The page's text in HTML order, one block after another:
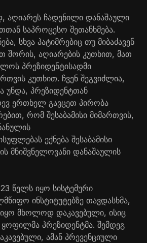
აღიარეს ჩადენილი დანაშაული
საპროცესო შეთანხმება.
სხვა პატიმრებიც თუ მიბაძავენ
შორის, აღიარების კუთხით, მათ
პრეზიდენტისადმი
კუთხით. ჩვენ შეგვიძლია,
უნდა, პრეზიდენტთან
ერთხელ გავცეთ პირობა
რომ შესაბამისი მიმართვის,
ექნება შესაბამისი
მნიშვნელოვანი დანაშაულის
წელს იყო სისტემური
ინსტიტუტებზე თავდასხმა,
მხოლოდ დაკავებული, ისიც
ყოფილმა პრეზიდენტმა. შემდეგ
ამან პრევენციული